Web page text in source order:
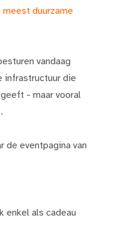
duurzame
vandaag
infrastructuur die
- maar vooral
de eventpagina van
enkel als cadeau